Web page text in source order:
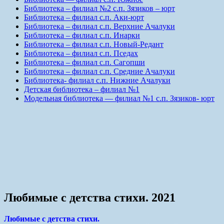
Библиотека – филиал №2 с.п. Зязиков – юрт
Библиотека – филиал с.п. Аки-юрт
Библиотека – филиал с.п. Верхние Ачалуки
Библиотека – филиал с.п. Инарки
Библиотека – филиал с.п. Новый-Редант
Библиотека – филиал с.п. Пседах
Библиотека – филиал с.п. Сагопши
Библиотека – филиал с.п. Средние Ачалуки
Библиотека- филиал с.п. Нижние Ачалуки
Детская библиотека – филиал №1
Модельная библиотека — филиал №1 с.п. Зязиков- юрт
Любимые с детства стихи. 2021
Любимые с детства стихи.